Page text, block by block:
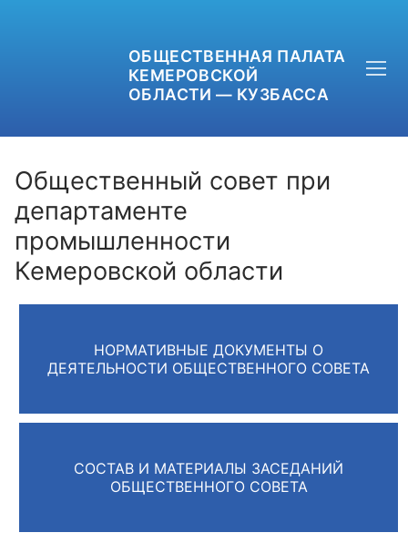
ОБЩЕСТВЕННАЯ ПАЛАТА
КЕМЕРОВСКОЙ
ОБЛАСТИ — КУЗБАССА
+7 (3842) 58-82-40
OPKO42@BK.RU
ОБРАТНАЯ СВЯЗЬ
Общественные советы
Общественный совет при
департаменте
промышленности
Кемеровской области
НОРМАТИВНЫЕ ДОКУМЕНТЫ О
ДЕЯТЕЛЬНОСТИ ОБЩЕСТВЕННОГО СОВЕТА
СОСТАВ И МАТЕРИАЛЫ ЗАСЕДАНИЙ
ОБЩЕСТВЕННОГО СОВЕТА